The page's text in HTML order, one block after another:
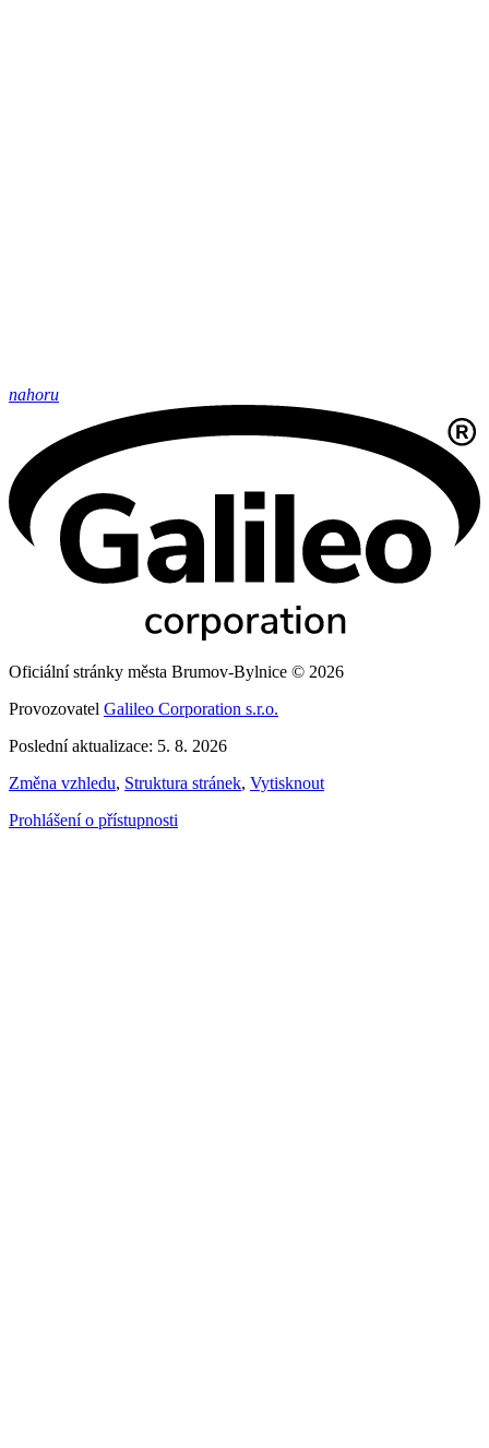
nahoru
Oficiální stránky města Brumov-Bylnice © 2026
Provozovatel Galileo Corporation s.r.o.
Poslední aktualizace: 5. 8. 2026
Změna vzhledu, Struktura stránek, Vytisknout
Prohlášení o přístupnosti